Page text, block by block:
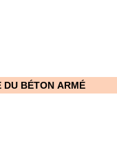
DU BÉTON ARMÉ